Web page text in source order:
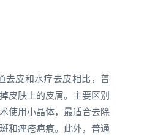
去皮和水疗去皮相比，普
皮肤上的皮屑。主要区别
使用小晶体，最适合去除
和痤疮疤痕。此外，普通